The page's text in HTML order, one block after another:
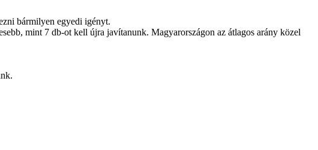
bármilyen egyedi igényt.
mint 7 db-ot kell újra javítanunk. Magyarországon az átlagos arány közel